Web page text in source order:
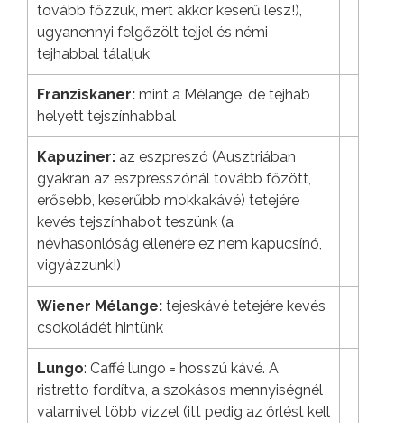
tovább főzzük, mert akkor keserű lesz!),
ugyanennyi felgőzölt tejjel és némi
tejhabbal tálaljuk
Franziskaner: mint a Mélange, de tejhab
helyett tejszínhabbal
Kapuziner: az eszpreszó (Ausztriában
gyakran az eszpresszónál tovább főzött,
erősebb, keserűbb mokkakávé) tetejére
kevés tejszínhabot teszünk (a
névhasonlóság ellenére ez nem kapucsínó,
vigyázzunk!)
Wiener Mélange: tejeskávé tetejére kevés
csokoládét hintünk
Lungo: Caffé lungo = hosszú kávé. A
ristretto fordítva, a szokásos mennyiségnél
valamivel több vízzel (itt pedig az őrlést kell